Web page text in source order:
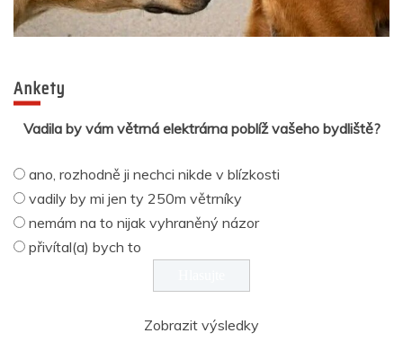
Ankety
Vadila by vám větrná elektrárna poblíž vašeho bydliště?
ano, rozhodně ji nechci nikde v blízkosti
vadily by mi jen ty 250m větrníky
nemám na to nijak vyhraněný názor
přivítal(a) bych to
Zobrazit výsledky